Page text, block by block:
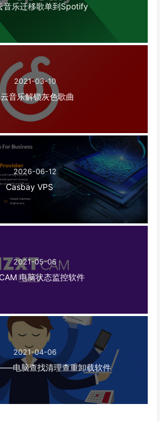
音乐迁移歌单到Spotify
2021-03-10
音乐解锁灰色歌曲
2026-06-12
Casbay VPS
2021-05-06
电脑状态监控软件
2021-04-06
电脑查找清理查重卸载软件